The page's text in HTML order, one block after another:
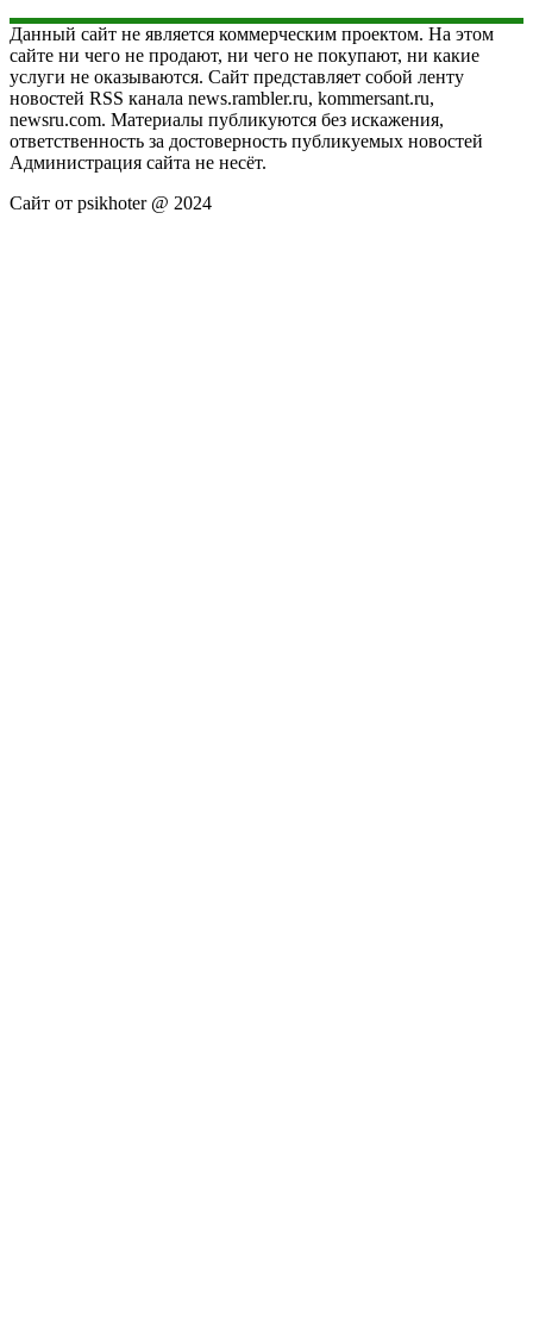
Данный сайт не является коммерческим проектом. На этом
сайте ни чего не продают, ни чего не покупают, ни какие
услуги не оказываются. Сайт представляет собой ленту
новостей RSS канала news.rambler.ru, kommersant.ru,
newsru.com. Материалы публикуются без искажения,
ответственность за достоверность публикуемых новостей
Администрация сайта не несёт.
Сайт от psikhoter @ 2024